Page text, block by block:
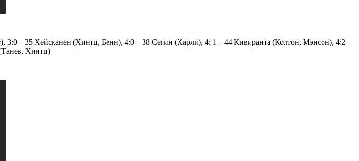
– 35 Хейсканен (Хинтц, Бенн), 4:0 – 38 Сегин (Харли), 4: 1 – 44 Кивиранта (Колтон, Мэнсон), 4:2 –
Хинтц)